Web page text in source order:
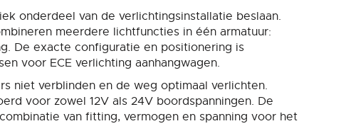
onderdeel van de verlichtingsinstallatie beslaan.
meerdere lichtfuncties in één armatuur:
De exacte configuratie en positionering is
voor ECE verlichting aanhangwagen.
niet verblinden en de weg optimaal verlichten.
voor zowel 12V als 24V boordspanningen. De
van fitting, vermogen en spanning voor het